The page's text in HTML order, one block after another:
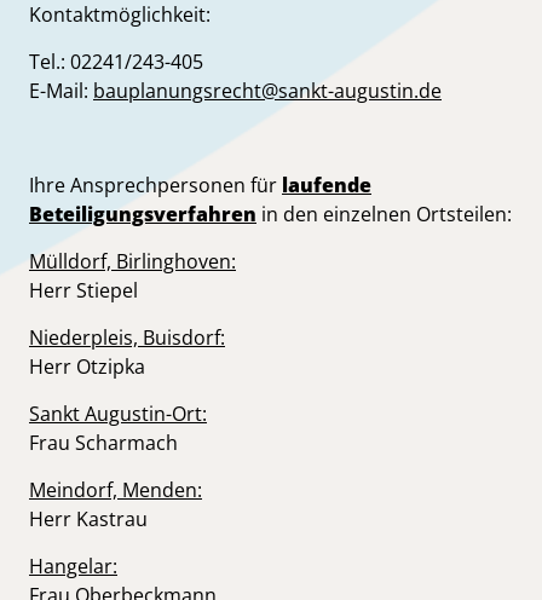
Kontaktmöglichkeit:
Tel.: 02241/243-405
E-Mail: bauplanungsrecht@sankt-augustin.de
Ihre Ansprechpersonen für laufende
Beteiligungsverfahren in den einzelnen Ortsteilen:
Mülldorf, Birlinghoven:
Herr Stiepel
Niederpleis, Buisdorf:
Herr Otzipka
Sankt Augustin-Ort:
Frau Scharmach
Meindorf, Menden:
Herr Kastrau
Hangelar: